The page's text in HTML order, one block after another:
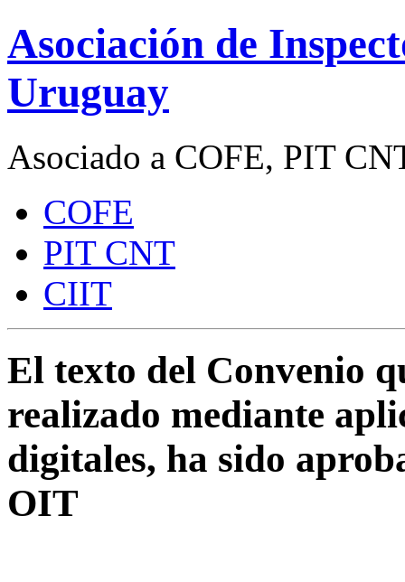
Asociación de
Uruguay
Asociado a COFE, PIT
COFE
PIT CNT
CIIT
El texto del Convenio
realizado mediante
digitales, ha sido
OIT